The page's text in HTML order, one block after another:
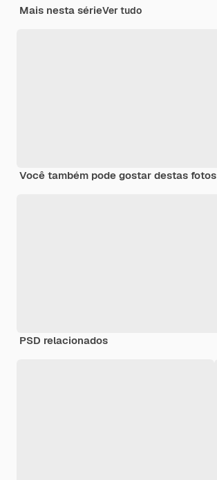
Mais nesta sérieVer tudo
Você também pode gostar destas fotos
PSD relacionados